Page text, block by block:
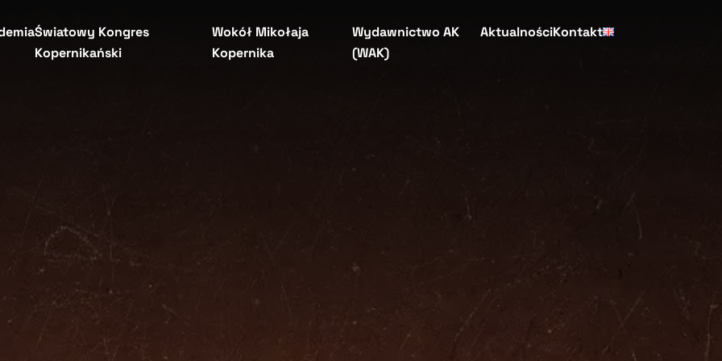
Światowy Kongres
Kopernikański
Wokół Mikołaja
Kopernika
Wydawnictwo AK
(WAK)
AktualnościKontakt